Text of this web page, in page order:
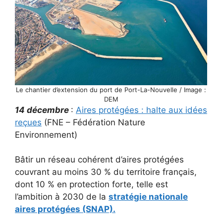
Le chantier d’extension du port de Port-La-Nouvelle / Image :
DEM
14 décembre : Aires protégées : halte aux idées
reçues (FNE – Fédération Nature
Environnement)
Bâtir un réseau cohérent d’aires protégées
couvrant au moins 30 % du territoire français,
dont 10 % en protection forte, telle est
l’ambition à 2030 de la stratégie nationale
aires protégées (SNAP).